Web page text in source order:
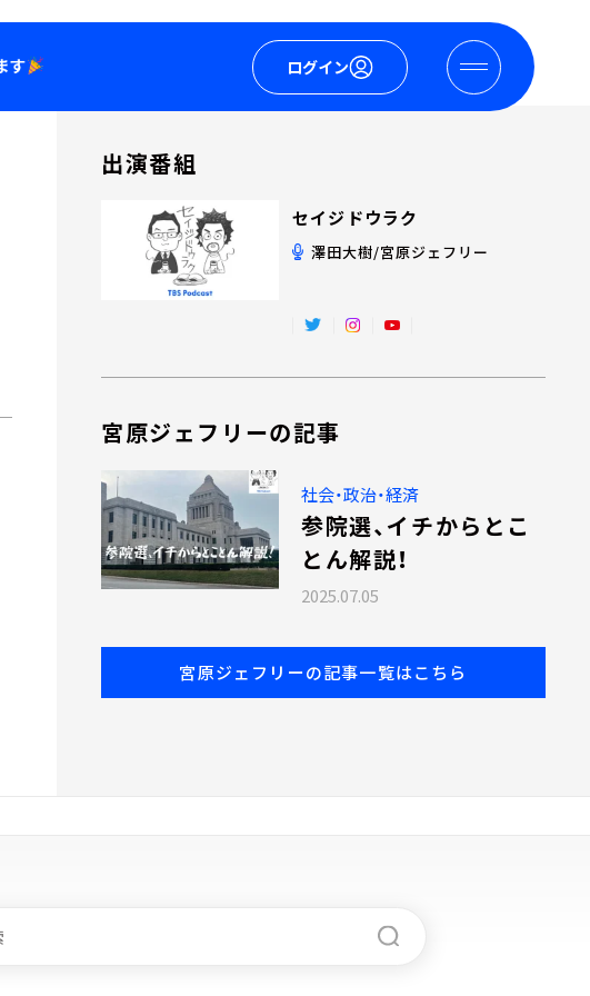
ログイン
出演番組
セイジドウラク
澤田大樹/宮原ジェフリー
宮原ジェフリーの記事
社会・政治・経済
参院選、イチからとこ
とん解説！
2025.07.05
宮原ジェフリーの記事一覧はこちら